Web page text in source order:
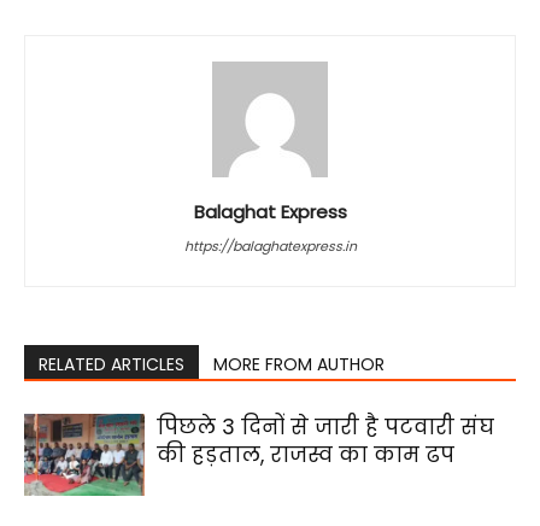
Balaghat Express
https://balaghatexpress.in
RELATED ARTICLES MORE FROM AUTHOR
पिछले 3 दिनों से जारी है पटवारी संघ
की हड़ताल, राजस्व का काम ढप